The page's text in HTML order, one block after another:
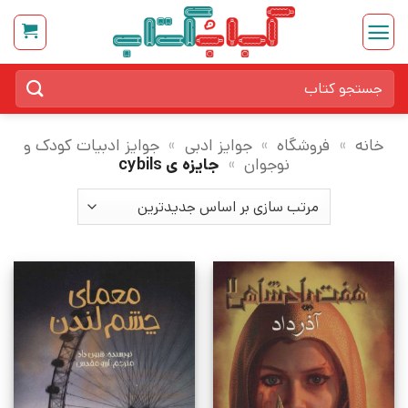
Skip
content
برای:
خانه » فروشگاه » جوایز ادبی » جوایز ادبیات کودک و
نوجوان » جایزه ی cybils